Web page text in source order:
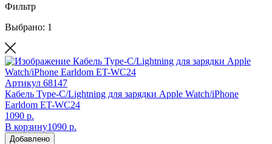
Фильтр
Выбрано: 1
Артикул 68147
Кабель Type-C/Lightning для зарядки Apple Watch/iPhone
Earldom ET-WC24
1090 р.
В корзину1090 р.
Добавлено